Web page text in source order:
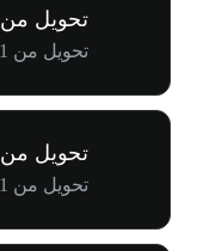
تحويل من LLYON إلى USD
تحويل من 1 LLYON إلى $1.19K
تحويل من LLYON إلى PHP
تحويل من 1 LLYON إلى ₱72.08K